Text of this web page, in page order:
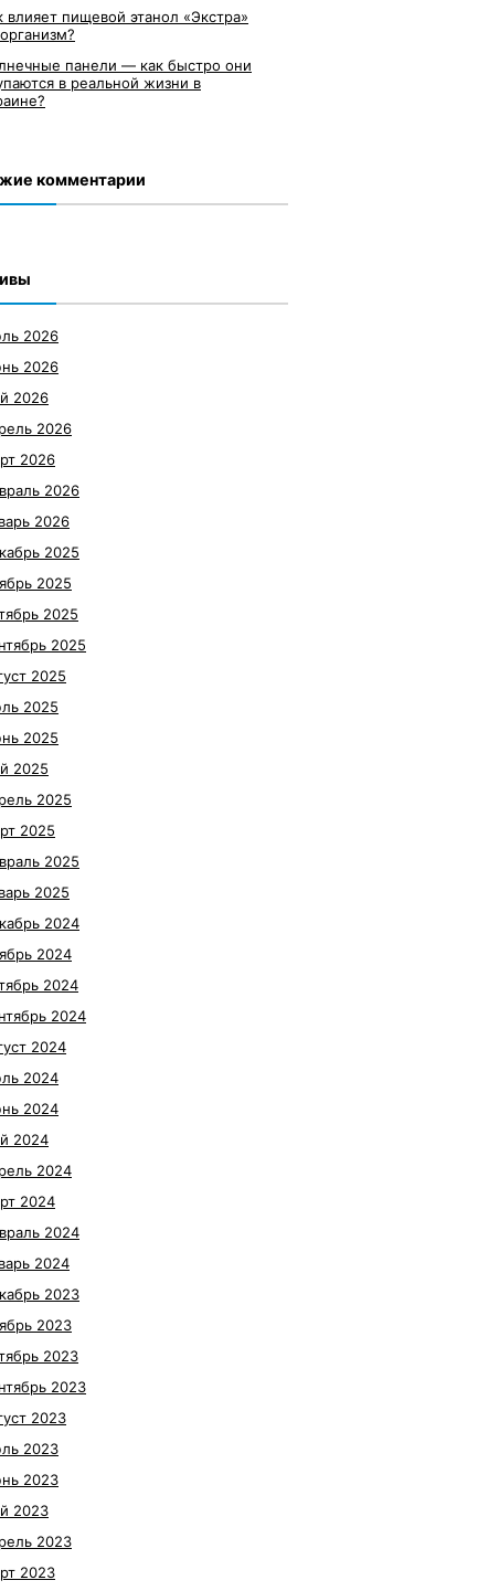
влияет пищевой этанол «Экстра»
панели — как быстро они
в реальной жизни в
комментарии
2026
2026
2026
2026
2026
2026
2026
2025
2025
2025
2025
2025
2025
2025
2025
2025
2025
2025
2025
2024
2024
2024
2024
2024
2024
2024
2024
2024
2024
2024
2024
2023
2023
2023
2023
2023
2023
2023
2023
2023
2023